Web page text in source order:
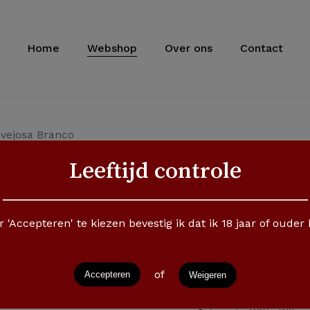
Leeftijd controle
'Accepteren' te kiezen bevestig ik dat ik 18 jaar of ouder
Accepteren of Weigeren
Home Webshop Over ons Contact
Branco
Quinta Da
€12,95